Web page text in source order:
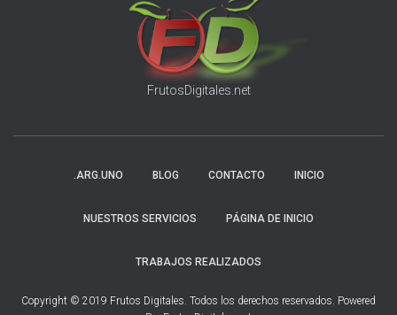
FrutosDigitales.net
.ARG.UNO BLOG CONTACTO INICIO
NUESTROS SERVICIOS PÁGINA DE INICIO
TRABAJOS REALIZADOS